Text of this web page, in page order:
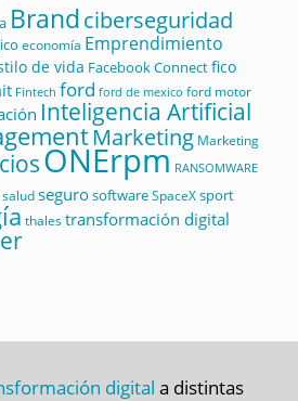
Brandciberseguridad
economía Emprendimiento
de vida Facebook Connectfico
Fintech ford ford de mexico ford motor
Inteligencia Artificial
Marketing Marketing
ONErpm RANSOMWARE
saludsegurosoftwareSpaceXsport
thalestransformación digital
digital a distintas